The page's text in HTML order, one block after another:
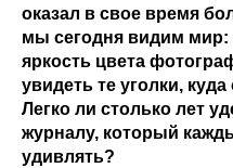
оказал в свое время
мы сегодня видим мир:
яркость цвета
увидеть те уголки,
Легко ли столько лет
журналу, который
удивлять?